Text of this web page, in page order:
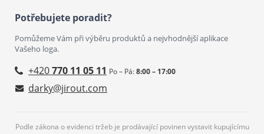
Potřebujete poradit?
Pomůžeme Vám při výběru produktů a nejvhodnější aplikace
Vašeho loga.
+420770 11 05 11 Po – Pá:8:00 – 17:00
darky@jirout.com
Podle zákona o evidenci tržeb je prodávající povinen vystavit kupujícímu